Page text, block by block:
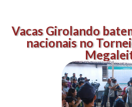
Vacas Girolando
nacionais no